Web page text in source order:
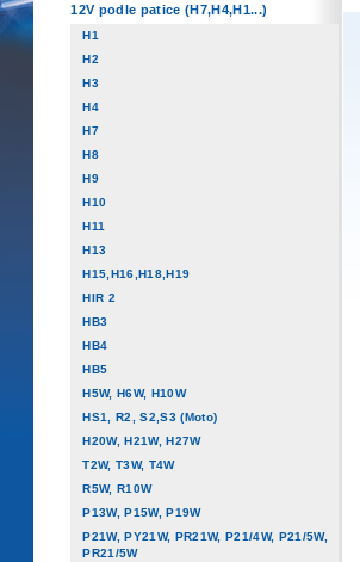
12V podle patice (H7,H4,H1...)
H1
H2
H3
H4
H7
H8
H9
H10
H11
H13
H15,H16,H18,H19
HIR 2
HB3
HB4
HB5
H5W, H6W, H10W
HS1, R2, S2,S3 (Moto)
H20W, H21W, H27W
T2W, T3W, T4W
R5W, R10W
P13W, P15W, P19W
P21W, PY21W, PR21W, P21/4W, P21/5W,
PR21/5W